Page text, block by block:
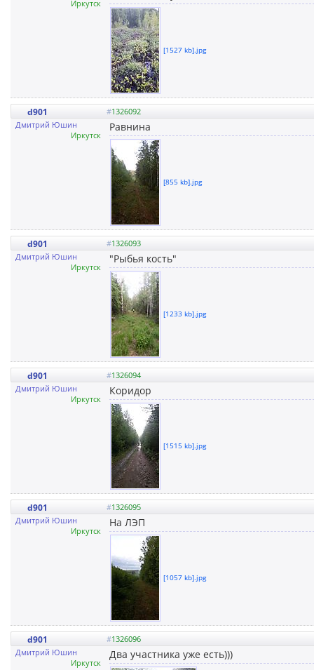
Иркутск
[1527 kb].jpg
d901 #1326092
Дмитрий Юшин
Иркутск
Равнина
[855 kb].jpg
d901 #1326093
Дмитрий Юшин
Иркутск
"Рыбья кость"
[1233 kb].jpg
d901 #1326094
Дмитрий Юшин
Иркутск
Коридор
[1515 kb].jpg
d901 #1326095
Дмитрий Юшин
Иркутск
На ЛЭП
[1057 kb].jpg
d901 #1326096
Дмитрий Юшин
Иркутск
Два участника уже есть)))